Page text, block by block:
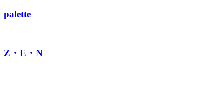
palette
Z・E・N